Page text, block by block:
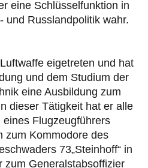
eine Schlüsselfunktion in
und Russlandpolitik wahr.
eigetreten und hat
und dem Studium der
eine Ausbildung zum
dieser Tätigkeit hat er alle
Flugzeugführers
zum Kommodore des
73„Steinhoff“ in
zum Generalstabsoffizier